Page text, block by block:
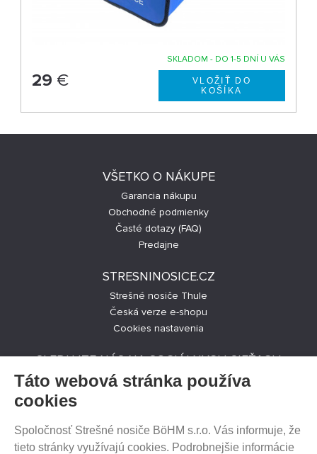
SKLADOM - DO 1-5 DNÍ U VÁS
29 €
VŠETKO O NÁKUPE
Garancia nákupu
Obchodné podmienky
Časté dotazy (FAQ)
Predajne
STRESNINOSICE.CZ
Strešné nosiče Thule
Česká verze e-shopu
Cookies nastavenia
SLEDUJTE NÁS NA SOCIÁLNYCH SIEŤACH
PREDAJ NA SPLÁTKY
Táto webová stránka používa
cookies
Spoločnosť Strešné nosiče BöHM s.r.o. Vás informuje, že
tieto stránky využívajú cookies. Podrobnejšie informácie